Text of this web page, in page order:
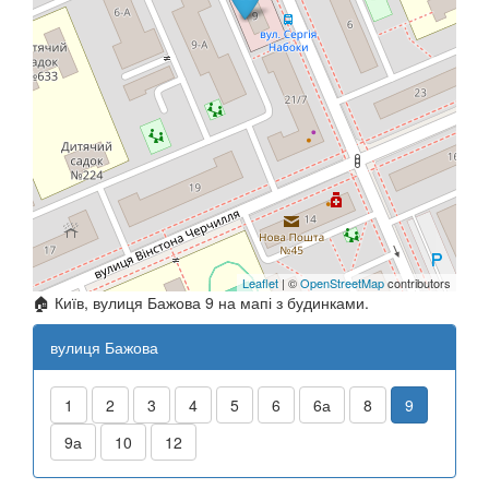
Leaflet | ©OpenStreetMapcontributors
🏠 Київ, вулиця Бажова 9 на мапі з будинками.
вулиця Бажова
1 2 3 4 5 6 6а 8
9
9а
10 12